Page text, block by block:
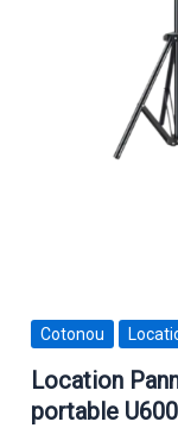
Cotonou
Location
portable